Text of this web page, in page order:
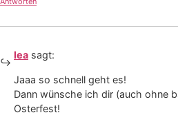
lea sagt:
Jaaa so schnell geht es!
Dann wünsche ich dir (auch ohne
Osterfest!